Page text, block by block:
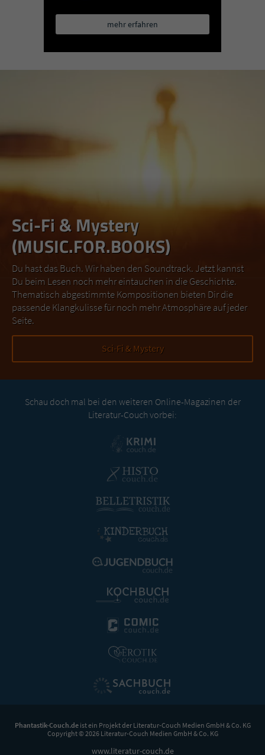
mehr erfahren
Sci-Fi & Mystery
(MUSIC.FOR.BOOKS)
Du hast das Buch. Wir haben den Soundtrack. Jetzt kannst
Du beim Lesen noch mehr eintauchen in die Geschichte.
Thematisch abgestimmte Kompositionen bieten Dir die
passende Klangkulisse für noch mehr Atmosphäre auf jeder
Seite.
Sci-Fi & Mystery
Schau doch mal bei den weiteren Online-Magazinen der
Literatur-Couch vorbei:
Phantastik-Couch.deist ein Projekt der Literatur-Couch Medien GmbH & Co. KG
Copyright © 2026 Literatur-Couch Medien GmbH & Co. KG
www.literatur-couch.de